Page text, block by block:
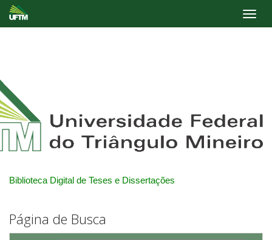
Biblioteca Digital de Teses e Dissertações
Página de Busca